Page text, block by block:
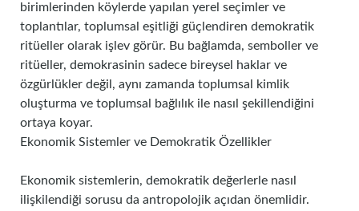
birimlerinden köylerde yapılan yerel seçimler ve
toplantılar, toplumsal eşitliği güçlendiren demokratik
ritüeller olarak işlev görür. Bu bağlamda, semboller ve
ritüeller, demokrasinin sadece bireysel haklar ve
özgürlükler değil, aynı zamanda toplumsal kimlik
oluşturma ve toplumsal bağlılık ile nasıl şekillendiğini
ortaya koyar.
Ekonomik Sistemler ve Demokratik Özellikler
Ekonomik sistemlerin, demokratik değerlerle nasıl
ilişkilendiği sorusu da antropolojik açıdan önemlidir.